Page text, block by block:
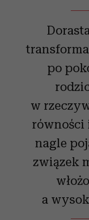
po
w
równości
nagle
związek
a